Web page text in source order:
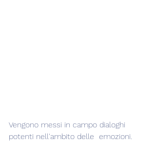
Vengono messi in campo dialoghi
potenti nell'ambito delle  emozioni.